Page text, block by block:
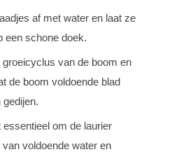
af met water en laat ze
een schone doek.
van de boom en
de boom voldoende blad
gedijen.
om de laurier
voldoende water en